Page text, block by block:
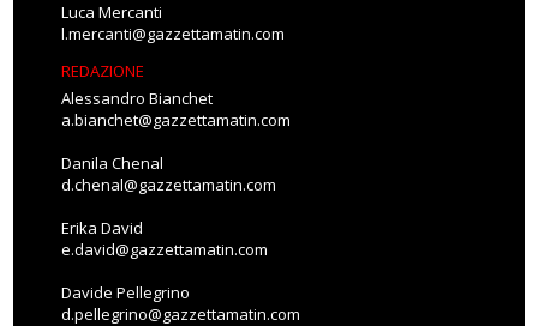
Luca Mercanti
l.mercanti@gazzettamatin.com
REDAZIONE
Alessandro Bianchet
a.bianchet@gazzettamatin.com
Danila Chenal
d.chenal@gazzettamatin.com
Erika David
e.david@gazzettamatin.com
Davide Pellegrino
d.pellegrino@gazzettamatin.com